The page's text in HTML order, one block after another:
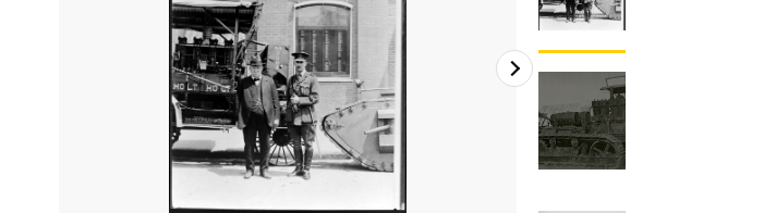
動画を見るには、クッキーの設